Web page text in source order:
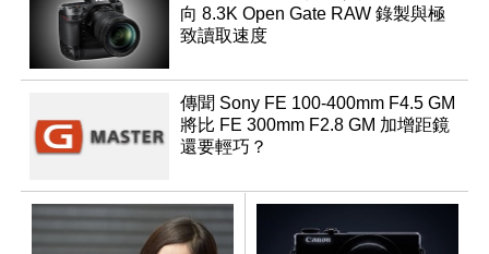
向 8.3K Open Gate RAW 錄製與極
致讀取速度
傳聞 Sony FE 100-400mm F4.5 GM
將比 FE 300mm F2.8 GM 加增距鏡
還要輕巧？